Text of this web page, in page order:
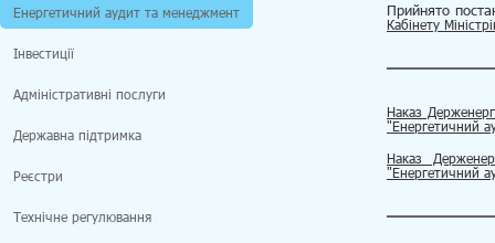
Енергетичний аудит та менеджмент
Інвестиції
Адміністративні послуги
Державна підтримка
Реєстри
Технічне регулювання
Прийнято
Кабінету
Наказ
"Енергетичний
Наказ
"Енергетичний